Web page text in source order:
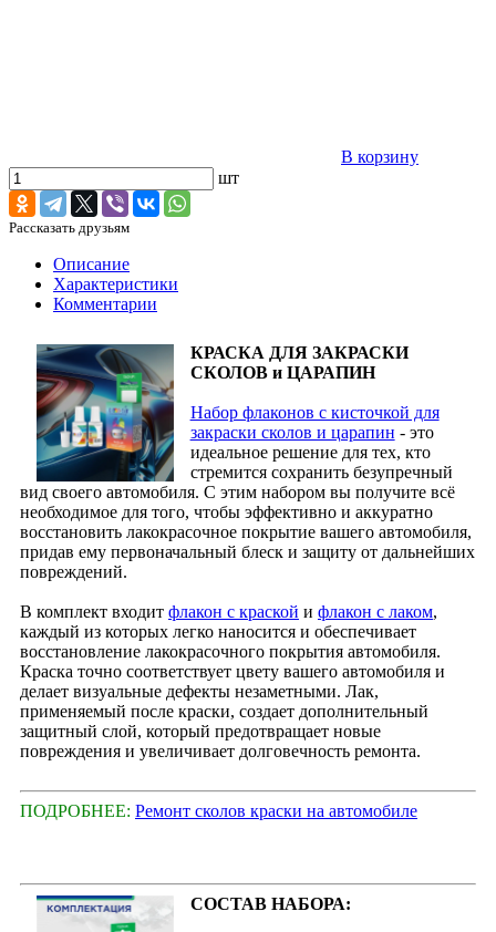
В корзину
шт
Рассказать друзьям
Описание
Характеристики
Комментарии
КРАСКА ДЛЯ ЗАКРАСКИ
СКОЛОВ и ЦАРАПИН
Набор флаконов с кисточкой для
закраски сколов и царапин - это
идеальное решение для тех, кто
стремится сохранить безупречный
вид своего автомобиля. С этим набором вы получите всё
необходимое для того, чтобы эффективно и аккуратно
восстановить лакокрасочное покрытие вашего автомобиля,
придав ему первоначальный блеск и защиту от дальнейших
повреждений.
В комплект входит флакон с краской и флакон с лаком,
каждый из которых легко наносится и обеспечивает
восстановление лакокрасочного покрытия автомобиля.
Краска точно соответствует цвету вашего автомобиля и
делает визуальные дефекты незаметными. Лак,
применяемый после краски, создает дополнительный
защитный слой, который предотвращает новые
повреждения и увеличивает долговечность ремонта.
ПОДРОБНЕЕ: Ремонт сколов краски на автомобиле
СОСТАВ НАБОРА: